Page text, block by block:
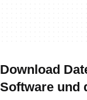
Download
Software und